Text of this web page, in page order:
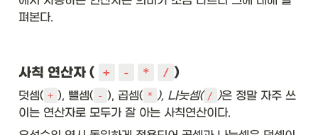
펴본다.
사칙 연산자 ( + - * / )
덧셈( + ), 뺄셈( - ), 곱셈( * ), 나눗셈( / )은 정말 자주 쓰
이는 연산자로 모두가 잘 아는 사칙연산이다.